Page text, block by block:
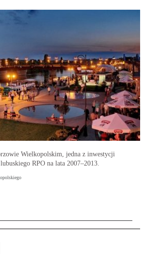
Wielkopolskim, jedna z inwestycji
RPO na lata 2007–2013.